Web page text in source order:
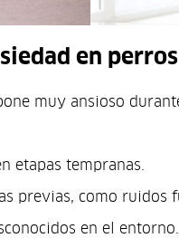
en perros
muy ansioso
etapas tempranas.
previas, como ruidos
en el entorno.